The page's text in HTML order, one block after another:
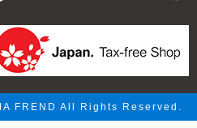
FREND All Rights Reserved.